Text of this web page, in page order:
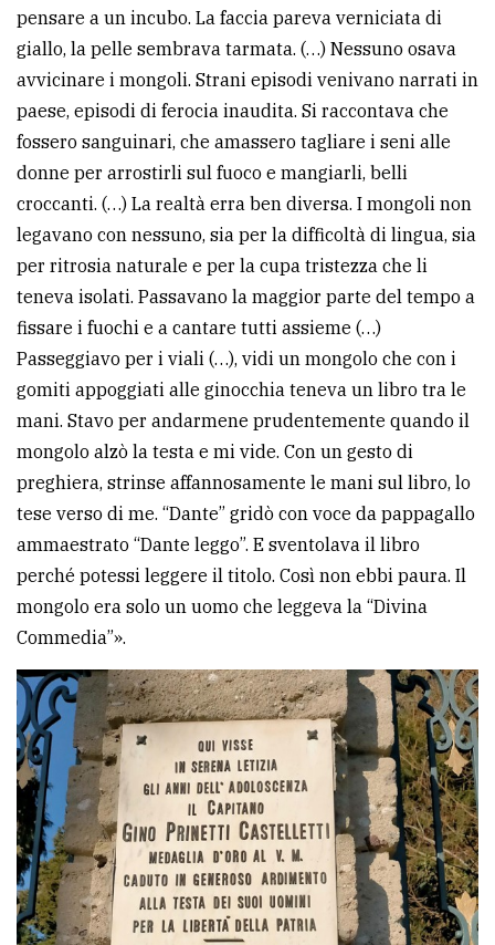
pensare a un incubo. La faccia pareva verniciata di
giallo, la pelle sembrava tarmata. (…) Nessuno osava
avvicinare i mongoli. Strani episodi venivano narrati in
paese, episodi di ferocia inaudita. Si raccontava che
fossero sanguinari, che amassero tagliare i seni alle
donne per arrostirli sul fuoco e mangiarli, belli
croccanti. (…) La realtà erra ben diversa. I mongoli non
legavano con nessuno, sia per la difficoltà di lingua, sia
per ritrosia naturale e per la cupa tristezza che li
teneva isolati. Passavano la maggior parte del tempo a
fissare i fuochi e a cantare tutti assieme (…)
Passeggiavo per i viali (…), vidi un mongolo che con i
gomiti appoggiati alle ginocchia teneva un libro tra le
mani. Stavo per andarmene prudentemente quando il
mongolo alzò la testa e mi vide. Con un gesto di
preghiera, strinse affannosamente le mani sul libro, lo
tese verso di me. “Dante” gridò con voce da pappagallo
ammaestrato “Dante leggo”. E sventolava il libro
perché potessi leggere il titolo. Così non ebbi paura. Il
mongolo era solo un uomo che leggeva la “Divina
Commedia”».